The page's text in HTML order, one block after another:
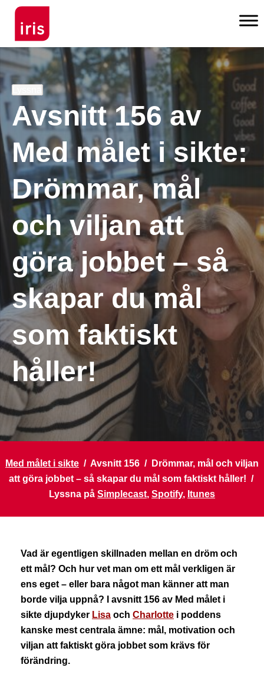
Avsnitt 156 av
Med målet i sikte:
Drömmar, mål
och viljan att
göra jobbet – så
skapar du mål
som faktiskt
håller!
Med målet i sikte / Avsnitt 156 / Drömmar, mål och viljan
att göra jobbet – så skapar du mål som faktiskt håller! /
Lyssna på Simplecast, Spotify, Itunes
Vad är egentligen skillnaden mellan en dröm och
ett mål? Och hur vet man om ett mål verkligen är
ens eget – eller bara något man känner att man
borde vilja uppnå? I avsnitt 156 av Med målet i
sikte djupdyker Lisa och Charlotte i poddens
kanske mest centrala ämne: mål, motivation och
viljan att faktiskt göra jobbet som krävs för
förändring.